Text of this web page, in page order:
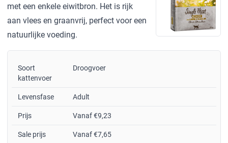
met een enkele eiwitbron. Het is rijk
aan vlees en graanvrij, perfect voor een
natuurlijke voeding.
Soort
kattenvoer
Droogvoer
Levensfase Adult
Prijs Vanaf €9,23
Sale prijs Vanaf €7,65